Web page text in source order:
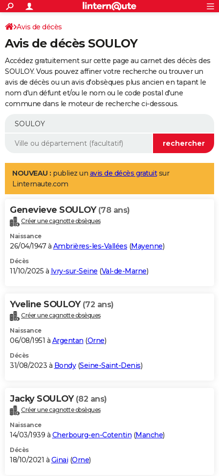
ACTUALITÉS
Politique
Société
Faits Divers
Education
Monde
Villes
+
SPORT
Coupe du monde 2026
Football
Tennis
Cyclisme
Rugby
Forum
Programme TV
TNT
Streaming
Cinéma
Sorties cinéma
Musique
+
FINANCE
Retraite
Epargne
Immobilier
Risques naturels par ville
Banque
Assurance
AUTO
Essais
Réserver un essai
Citadines
Berlines
SUV
Forum auto
+
Mobiles
Meilleur smartphone
Internet
Ordinateurs
Jeux vidéo
Guide high-tech
Aménagement intérieur
LIFESTYLE
Art de vivre
Bien-être
Loisirs
Mode
Modes de vie
Alimentation
Guide de la santé
Maladies
Médicaments
Sommeil
VOYAGE
Destinations
City break
Voyage nature
Voyage de noces
Forum
Climat
+PHOTO
GUIDES D'ACHAT
BONS PLANS
Carte de Noël
Carte Bonne année
Carte Saint-Valentin
Carte Pâques
Carte d'anniversaire
DICTIONNAIRE
Dictionnaire
Biographies
Citations
Expressions
Proverbes
PROGRAMME TV
S'inscrire
Se connecter
Lycées
Collèges
Primaires
Universités
Entreprises
Service militaire
Avis de recherche
AVIS DE DÉCÈS
Bricolage
Lifestyle
Culture
Sport
Auto
Television
Voyage
Cinema
Avis de décès
Avis de décès SOULOY
Accédez gratuitement sur cette page au carnet des décès des
SOULOY. Vous pouvez affiner votre recherche ou trouver un
avis de décès ou un avis d'obsèques plus ancien en tapant le
nom d'un défunt et/ou le nom ou le code postal d'une
commune dans le moteur de recherche ci-dessous.
NOUVEAU : publiez un avis de décès gratuitsur
Linternaute.com
Genevieve SOULOY (78 ans)
Créer une cagnotte obsèques
Naissance
26/04/1947 à Ambrières-les-Vallées (Mayenne)
Décès
11/10/2025 à Ivry-sur-Seine (Val-de-Marne)
Yveline SOULOY (72 ans)
Créer une cagnotte obsèques
Naissance
06/08/1951 à Argentan (Orne)
Décès
31/08/2023 à Bondy(Seine-Saint-Denis)
Jacky SOULOY (82 ans)
Créer une cagnotte obsèques
Naissance
14/03/1939 à Cherbourg-en-Cotentin (Manche)
Décès
18/10/2021 à Ginai (Orne)